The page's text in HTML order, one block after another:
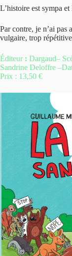
L’histoire est sympa et
Par contre, je n’ai pas
vulgaire, trop
Éditeur : Dargaud–
Sandrine Deloffre
Prix : 13,50 €